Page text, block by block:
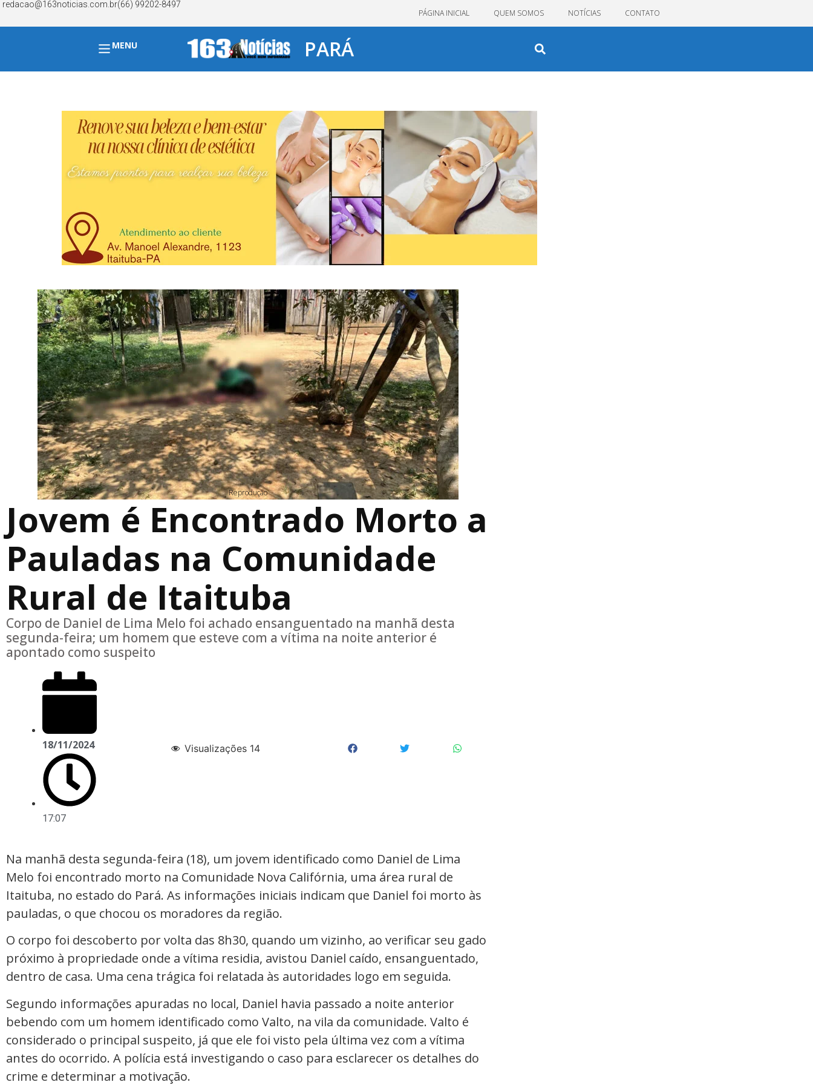
redacao@163noticias.com.br(66) 99202-8497
PÁGINA INICIAL QUEM SOMOS NOTÍCIAS CONTATO
MENU PARÁ
Reprodução
Jovem é Encontrado Morto a
Pauladas na Comunidade
Rural de Itaituba
Corpo de Daniel de Lima Melo foi achado ensanguentado na manhã desta
segunda-feira; um homem que esteve com a vítima na noite anterior é
apontado como suspeito
18/11/2024
17:07
Visualizações 14
Na manhã desta segunda-feira (18), um jovem identificado como Daniel de Lima
Melo foi encontrado morto na Comunidade Nova Califórnia, uma área rural de
Itaituba, no estado do Pará. As informações iniciais indicam que Daniel foi morto às
pauladas, o que chocou os moradores da região.
O corpo foi descoberto por volta das 8h30, quando um vizinho, ao verificar seu gado
próximo à propriedade onde a vítima residia, avistou Daniel caído, ensanguentado,
dentro de casa. Uma cena trágica foi relatada às autoridades logo em seguida.
Segundo informações apuradas no local, Daniel havia passado a noite anterior
bebendo com um homem identificado como Valto, na vila da comunidade. Valto é
considerado o principal suspeito, já que ele foi visto pela última vez com a vítima
antes do ocorrido. A polícia está investigando o caso para esclarecer os detalhes do
crime e determinar a motivação.